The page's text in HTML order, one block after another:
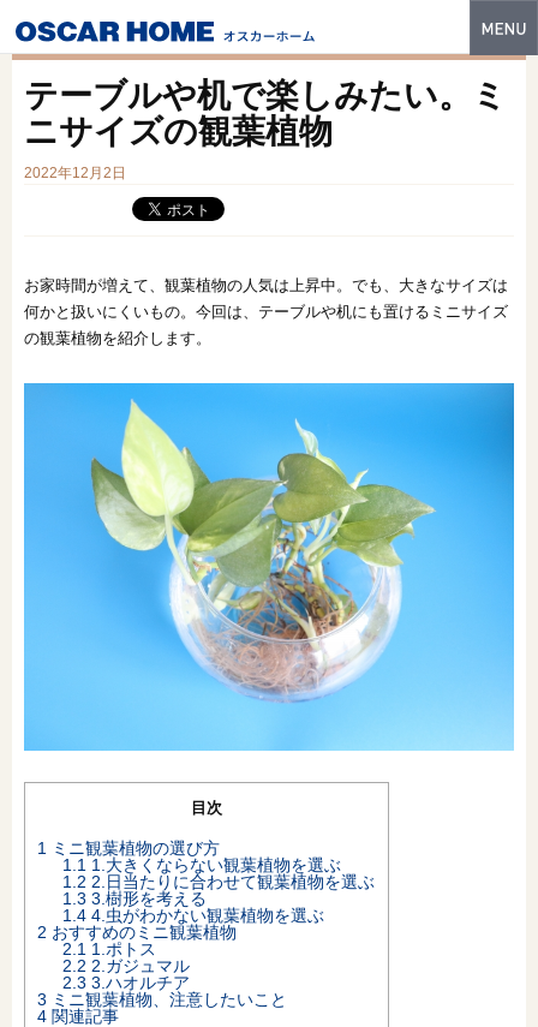
特長
イベント・モデルハウス
建築実例
販売中の物件
スマートセレクト
土地情報
オンライン相談会
テーブルや机で楽しみたい。ミ
ニサイズの観葉植物
2022年12月2日
お家時間が増えて、観葉植物の人気は上昇中。でも、大きなサイズは
何かと扱いにくいもの。今回は、テーブルや机にも置けるミニサイズ
の観葉植物を紹介します。
目次
1
ミニ観葉植物の選び方
1.1 1.大きくならない観葉植物を選ぶ
1.2 2.日当たりに合わせて観葉植物を選ぶ
1.3 3.樹形を考える
1.4 4.虫がわかない観葉植物を選ぶ
2 おすすめのミニ観葉植物
2.1 1.ポトス
2.2 2.ガジュマル
2.3 3.ハオルチア
3 ミニ観葉植物、注意したいこと
4 関連記事